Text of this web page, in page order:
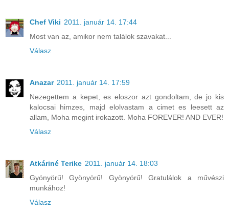
Chef Viki 2011. január 14. 17:44
Most van az, amikor nem találok szavakat...
Válasz
Anazar 2011. január 14. 17:59
Nezegettem a kepet, es eloszor azt gondoltam, de jo kis
kalocsai himzes, majd elolvastam a cimet es leesett az
allam, Moha megint irokazott. Moha FOREVER! AND EVER!
Válasz
Atkáriné Terike 2011. január 14. 18:03
Gyönyörű! Gyönyörű! Gyönyörű! Gratulálok a művészi
munkához!
Válasz